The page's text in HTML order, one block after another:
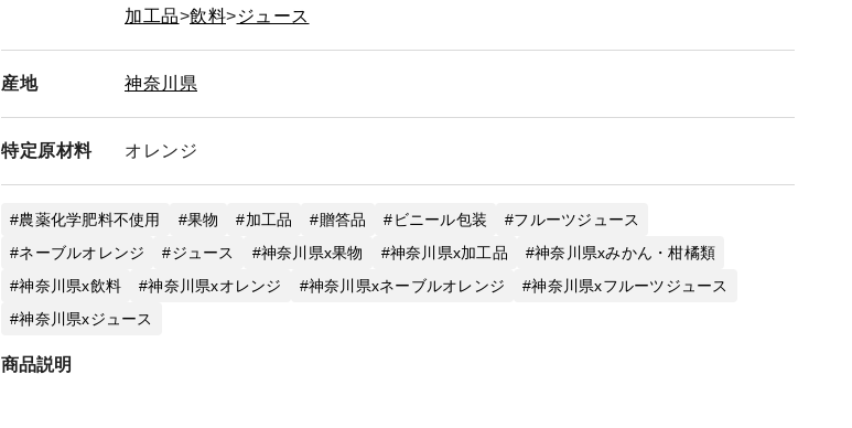
加工品
飲料 ジュース
産地 神奈川県
特定原材料 オレンジ
農薬化学肥料不使用 果物 加工品 贈答品 ビニール包装
フルーツジュース
ネーブルオレンジ
ジュース 神奈川県x果物 神奈川県x加工品
神奈川県xみかん・柑橘類
神奈川県x飲料
神奈川県xオレンジ 神奈川県xネーブルオレンジ
神奈川県xフルーツジュース
神奈川県xジュース
商品説明